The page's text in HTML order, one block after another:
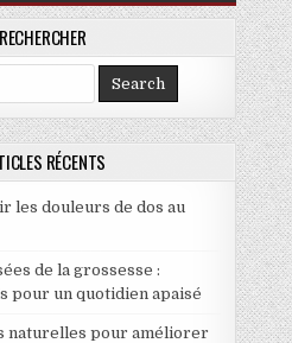
RECHERCHER
RÉCENTS
les douleurs de dos au
de la grossesse :
pour un quotidien apaisé
naturelles pour améliorer